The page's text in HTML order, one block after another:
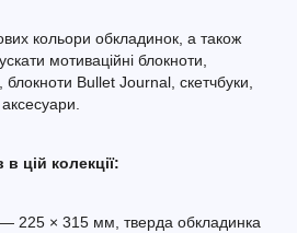
кольори обкладинок, а також
мотиваційні блокноти,
Bullet Journal, скетчбуки,
цій колекції:
225 × 315 мм, тверда обкладинка